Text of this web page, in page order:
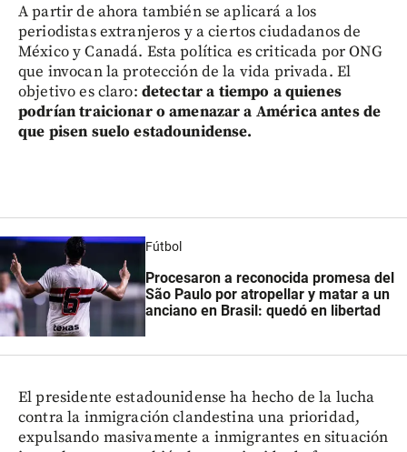
A partir de ahora también se aplicará a los
periodistas extranjeros y a ciertos ciudadanos de
México y Canadá. Esta política es criticada por ONG
que invocan la protección de la vida privada. El
objetivo es claro: detectar a tiempo a quienes
podrían traicionar o amenazar a América antes de
que pisen suelo estadounidense.
Fútbol
Procesaron a reconocida promesa del
São Paulo por atropellar y matar a un
anciano en Brasil: quedó en libertad
El presidente estadounidense ha hecho de la lucha
contra la inmigración clandestina una prioridad,
expulsando masivamente a inmigrantes en situación